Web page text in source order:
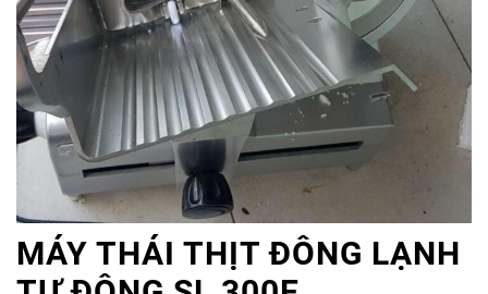
MÁY THÁI THỊT ĐÔNG LẠNH